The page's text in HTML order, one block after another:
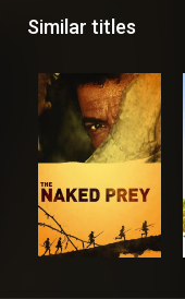
Similar titles